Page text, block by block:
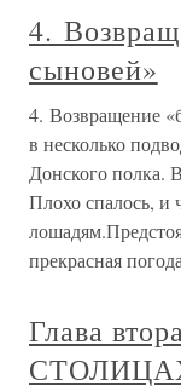
4.
сыновей»
4. Возвращение
в несколько
Донского полка.
Плохо спалось, и
прекрасная
Глава